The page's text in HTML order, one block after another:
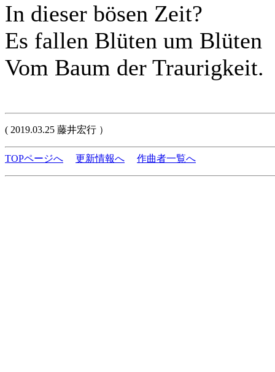
In dieser bösen Zeit?
Es fallen Blüten um Blüten
Vom Baum der Traurigkeit.
( 2019.03.25 藤井宏行 ）
TOPページへ 更新情報へ 作曲者一覧へ